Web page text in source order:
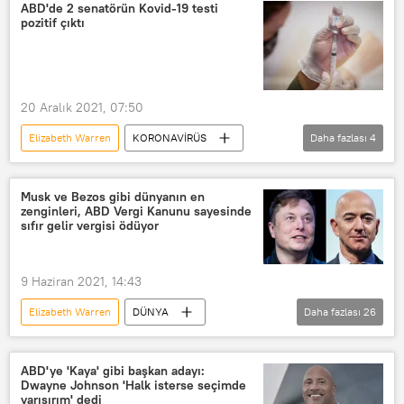
Vergi
ABD'de 2 senatörün Kovid-19 testi
pozitif çıktı
20 Aralık 2021, 07:50
Elizabeth Warren
KORONAVİRÜS
ABD
Cory Booker
Koronavirüs
Kovid-19
Daha fazlası 4
Musk ve Bezos gibi dünyanın en
zenginleri, ABD Vergi Kanunu sayesinde
sıfır gelir vergisi ödüyor
9 Haziran 2021, 14:43
Elizabeth Warren
DÜNYA
Haberler
EKONOMİ
ABD
Gelir vergisi
Vergi beyanı
vergi beyannemesi
Kanun
Daha fazlası 26
ABD'ye 'Kaya' gibi başkan adayı:
Dwayne Johnson 'Halk isterse seçimde
yarışırım' dedi